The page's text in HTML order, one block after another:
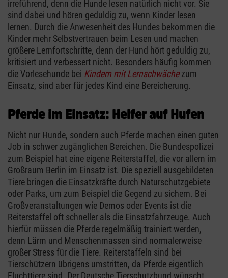
irreführend, denn die Hunde lesen natürlich nicht vor. Sie
sind dabei und hören geduldig zu, wenn Kinder lesen
lernen. Durch die Anwesenheit des Hundes bekommen die
Kinder mehr Selbstvertrauen beim Lesen und machen
größere Lernfortschritte, denn der Hund hört geduldig zu,
kritisiert und verbessert nicht. Besonders häufig kommen
die Vorlesehunde bei Kindern mit Lernschwächezum
Einsatz, sind aber für jedes Kind eine Bereicherung.
Pferde im Einsatz: Helfer auf Hufen
Nicht nur Hunde, sondern auch Pferde machen einen guten
Job in schwer zugänglichen Bereichen. Die Bundespolizei
zum Beispiel hat eine eigene Reiterstaffel, die vor allem im
Großraum Berlin im Einsatz ist. Die speziell ausgebildeten
Tiere bringen die Einsatzkräfte durch Naturschutzgebiete
oder Parks, um zum Beispiel die Gegend zu sichern. Bei
Großveranstaltungen wie Demos oder Events ist die
Reiterstaffel oft schneller als die Einsatzfahrzeuge. Auch
hierfür müssen die Pferde regelmäßig trainiert werden,
denn Lärm und Menschenmassen sind normalerweise
großer Stress für die Tiere. Reiterstaffeln sind bei
Tierschützern übrigens umstritten, da Pferde eigentlich
Fluchttiere sind. Der Deutsche Tierschutzbund wünscht